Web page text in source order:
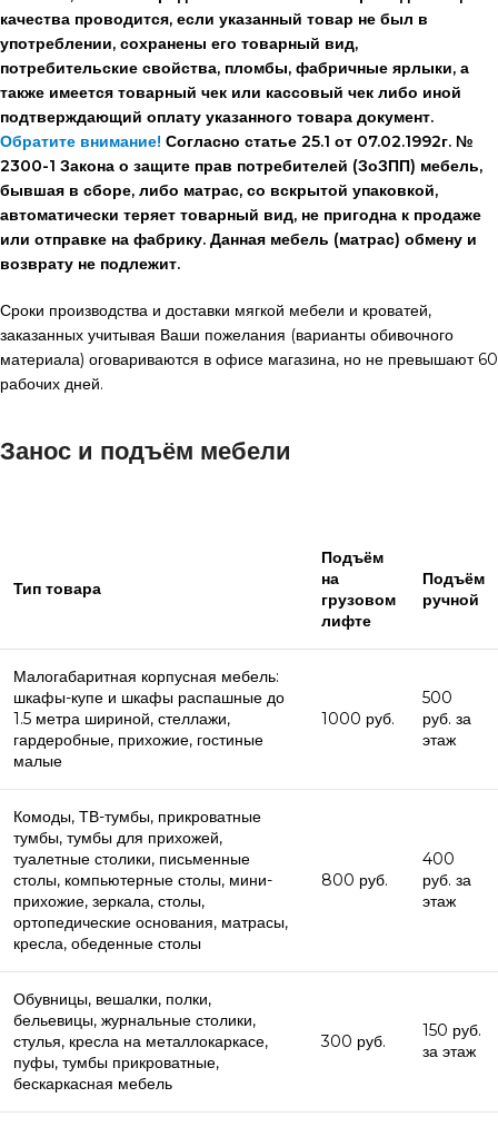
качества проводится, если указанный товар не был в
употреблении, сохранены его товарный вид,
потребительские свойства, пломбы, фабричные ярлыки, а
также имеется товарный чек или кассовый чек либо иной
подтверждающий оплату указанного товара документ.
Обратите внимание! Согласно статье 25.1 от 07.02.1992г. №
2300-1 Закона о защите прав потребителей (ЗоЗПП) мебель,
бывшая в сборе, либо матрас, со вскрытой упаковкой,
автоматически теряет товарный вид, не пригодна к продаже
или отправке на фабрику. Данная мебель (матрас) обмену и
возврату не подлежит.
Сроки производства и доставки мягкой мебели и кроватей,
заказанных учитывая Ваши пожелания (варианты обивочного
материала) оговариваются в офисе магазина, но не превышают 60
рабочих дней.
Занос и подъём мебели
Тип товара
Подъём
на
грузовом
лифте
Подъём
ручной
Малогабаритная корпусная мебель:
шкафы-купе и шкафы распашные до
1.5 метра шириной, стеллажи,
гардеробные, прихожие, гостиные
малые
1000 руб.
500
руб. за
этаж
Комоды, ТВ-тумбы, прикроватные
тумбы, тумбы для прихожей,
туалетные столики, письменные
столы, компьютерные столы, мини-
прихожие, зеркала, столы,
ортопедические основания, матрасы,
кресла, обеденные столы
800 руб.
400
руб. за
этаж
Обувницы, вешалки, полки,
бельевицы, журнальные столики,
стулья, кресла на металлокаркасе,
пуфы, тумбы прикроватные,
бескаркасная мебель
300 руб.
150 руб.
за этаж